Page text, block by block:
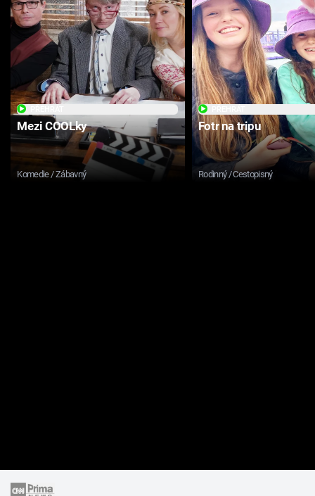
Mezi COOLky
Komedie / Zábavný
Fotr na tripu
Rodinný / Cestopisný